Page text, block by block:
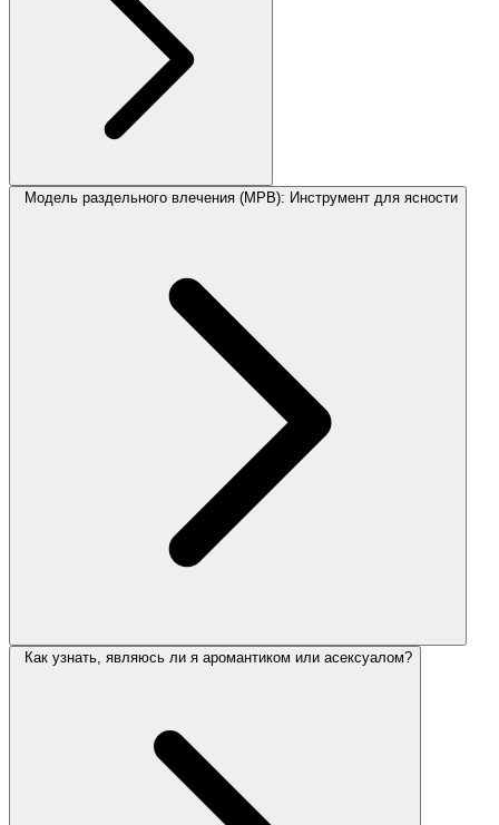
Модель раздельного влечения (МРВ): Инструмент для ясности
Как узнать, являюсь ли я аромантиком или асексуалом?